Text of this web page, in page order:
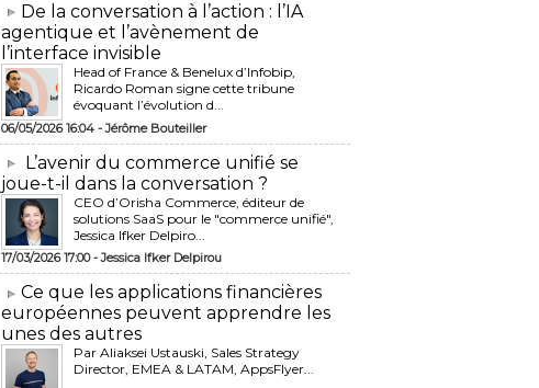
​De la conversation à l’action : l’IA
agentique et l’avènement de
l’interface invisible
Head of France & Benelux d’Infobip,
Ricardo Roman signe cette tribune
évoquant l’évolution d...
06/05/2026 16:04 -Jérôme Bouteiller
L’avenir du commerce unifié se
joue-t-il dans la conversation ?
CEO d’Orisha Commerce, éditeur de
solutions SaaS pour le "commerce unifié",
Jessica Ifker Delpiro...
17/03/2026 17:00 -Jessica Ifker Delpirou
​Ce que les applications financières
européennes peuvent apprendre les
unes des autres
Par Aliaksei Ustauski, Sales Strategy
Director, EMEA & LATAM, AppsFlyer...